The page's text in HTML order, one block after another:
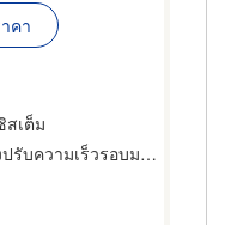
คา
สเต็ม
มอเตอร์ไฟฟ้า,ซ่อมมอเตอร์ไฟฟ้า